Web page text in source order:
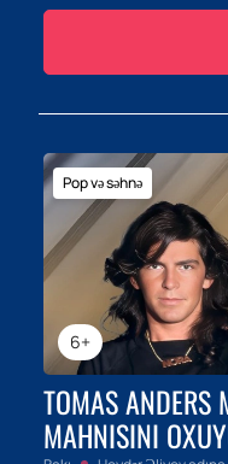
6+
Pop və səhnə
TOMAS ANDERS
MAHNISINI